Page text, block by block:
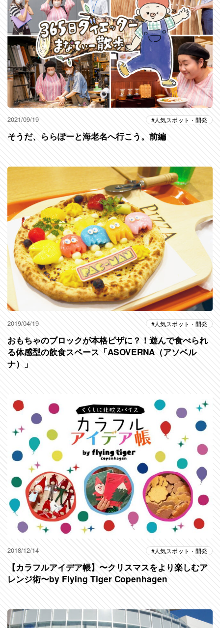
2021/09/19 人気スポット・開発
そうだ、ららぽーと海老名へ行こう。前編
2019/04/19 人気スポット・開発
おもちゃのブロックが本格ピザに？！遊んで食べられ
る体感型の飲食スペース「ASOVERNA（アソベル
ナ）」
2018/12/14 人気スポット・開発
【カラフルアイデア帳】〜クリスマスをより楽しむア
レンジ術〜by Flying Tiger Copenhagen